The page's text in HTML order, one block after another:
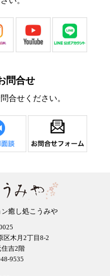
問合せ
合せください。
癒し処こうみや
区木月2丁目8-2
住吉2階
9535